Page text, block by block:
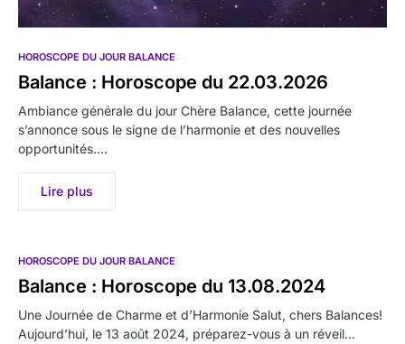
HOROSCOPE DU JOUR BALANCE
Balance : Horoscope du 22.03.2026
Ambiance générale du jour Chère Balance, cette journée
s’annonce sous le signe de l’harmonie et des nouvelles
opportunités.…
Lire plus
HOROSCOPE DU JOUR BALANCE
Balance : Horoscope du 13.08.2024
Une Journée de Charme et d’Harmonie Salut, chers Balances!
Aujourd’hui, le 13 août 2024, préparez-vous à un réveil…